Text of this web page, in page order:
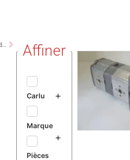
Affiner
Carlu
Marque
Pièces